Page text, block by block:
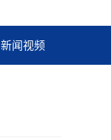
新闻视频